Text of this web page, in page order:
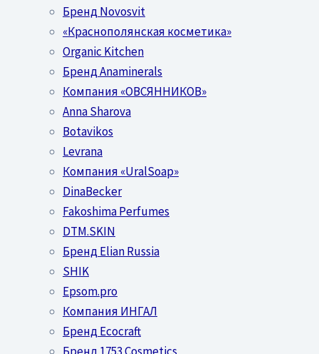
Бренд Novosvit
«Краснополянская косметика»
Organic Kitchen
Бренд Anaminerals
Компания «ОВСЯННИКОВ»
Anna Sharova
Botavikos
Levrana
Компания «UralSoap»
DinaBecker
Fakoshima Perfumes
DTM.SKIN
Бренд Elian Russia
SHIK
Epsom.pro
Компания ИНГАЛ
Бренд Ecocraft